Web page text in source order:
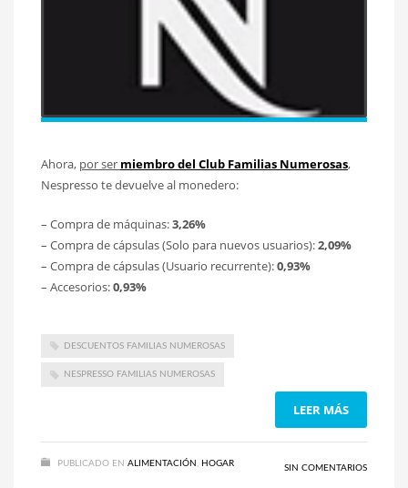
Ahora, por ser miembro del Club Familias Numerosas,
Nespresso te devuelve al monedero:
– Compra de máquinas:3,26%
– Compra de cápsulas (Solo para nuevos usuarios):2,09%
– Compra de cápsulas (Usuario recurrente):0,93%
– Accesorios:0,93%
DESCUENTOS FAMILIAS NUMEROSAS
NESPRESSO FAMILIAS NUMEROSAS
LEER MÁS
PUBLICADO EN ALIMENTACIÓN HOGAR SIN COMENTARIOS